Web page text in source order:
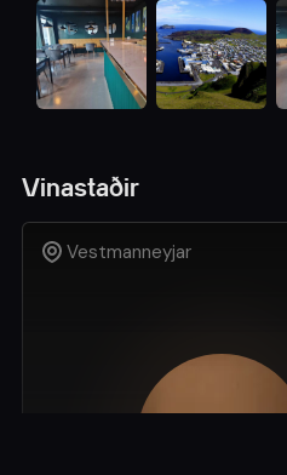
Vinastaðir
Vestmanneyjar